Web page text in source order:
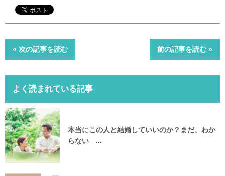
« 次の記事を読む 前の記事を読む »
よく読まれている記事
本当にこの人と結婚していいのか？まだ、わか
らない ...